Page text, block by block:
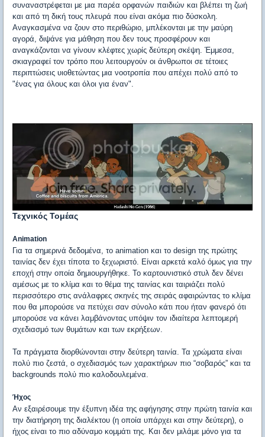
συναναστρέφεται με μια παρέα ορφανών παιδιών και βλέπει τη ζωή
και από τη δική τους πλευρά που είναι ακόμα πιο δύσκολη.
Αναγκασμένα να ζουν στο περιθώριο, μπλέκονται με την μαύρη
αγορά, διψάνε για μάθηση που δεν τους προσφέρουν και
αναγκάζονται να γίνουν κλέφτες χωρίς δεύτερη σκέψη. Έμμεσα,
σκιαγραφεί τον τρόπο που λειτουργούν οι άνθρωποι σε τέτοιες
περιπτώσεις υιοθετώντας μια νοοτροπία που απέχει πολύ από το
"ένας για όλους και όλοι για έναν".
Τεχνικός Τομέας
Animation
Για τα σημερινά δεδομένα, το animation και το design της πρώτης
ταινίας δεν έχει τίποτα το ξεχωριστό. Είναι αρκετά καλό όμως για την
εποχή στην οποία δημιουργήθηκε. Το καρτουνιστικό στυλ δεν δένει
αμέσως με το κλίμα και το θέμα της ταινίας και ταιριάζει πολύ
περισσότερο στις ανάλαφρες σκηνές της σειράς αφαιρώντας το κλίμα
που θα μπορούσε να πετύχει σαν σύνολο κάτι που ήταν φανερό ότι
μπορούσε να κάνει λαμβάνοντας υπόψιν τον ιδιαίτερα λεπτομερή
σχεδιασμό των θυμάτων και των εκρήξεων.
Τα πράγματα διορθώνονται στην δεύτερη ταινία. Τα χρώματα είναι
πολύ πιο ζεστά, ο σχεδιασμός των χαρακτήρων πιο “σοβαρός” και τα
backgrounds πολύ πιο καλοδουλεμένα.
Ήχος
Αν εξαιρέσουμε την έξυπνη ιδέα της αφήγησης στην πρώτη ταινία και
την διατήρηση της διαλέκτου (η οποία υπάρχει και στην δεύτερη), ο
ήχος είναι το πιο αδύναμο κομμάτι της. Και δεν μιλάμε μόνο για τα